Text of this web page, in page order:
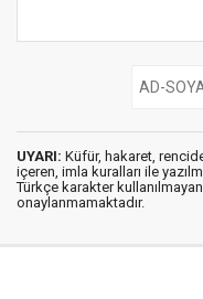
UYARI: Küfür, hakaret,
içeren, imla kuralları ile
Türkçe karakter
onaylanmamaktadır.